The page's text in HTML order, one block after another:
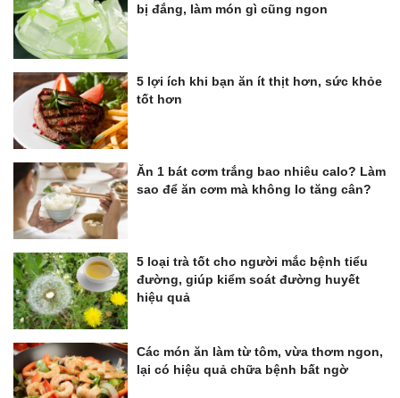
bị đắng, làm món gì cũng ngon
5 lợi ích khi bạn ăn ít thịt hơn, sức khỏe
tốt hơn
Ăn 1 bát cơm trắng bao nhiêu calo? Làm
sao để ăn cơm mà không lo tăng cân?
5 loại trà tốt cho người mắc bệnh tiểu
đường, giúp kiểm soát đường huyết
hiệu quả
Các món ăn làm từ tôm, vừa thơm ngon,
lại có hiệu quả chữa bệnh bất ngờ